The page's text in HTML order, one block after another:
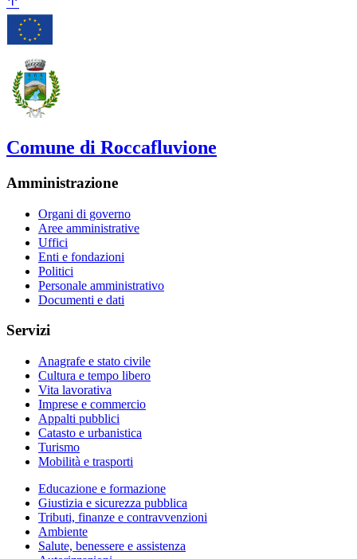
Comune di Roccafluvione
Amministrazione
Organi di governo
Aree amministrative
Uffici
Enti e fondazioni
Politici
Personale amministrativo
Documenti e dati
Servizi
Anagrafe e stato civile
Cultura e tempo libero
Vita lavorativa
Imprese e commercio
Appalti pubblici
Catasto e urbanistica
Turismo
Mobilità e trasporti
Educazione e formazione
Giustizia e sicurezza pubblica
Tributi, finanze e contravvenzioni
Ambiente
Salute, benessere e assistenza